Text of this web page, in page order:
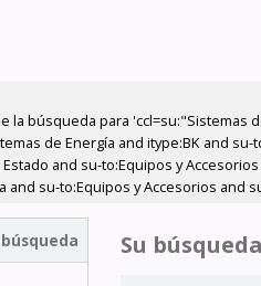
la búsqueda para 'ccl=su:"Sistemas
de Energía and itype:BK and
and su-to:Equipos y
and su-to:Equipos y Accesorios and
Su